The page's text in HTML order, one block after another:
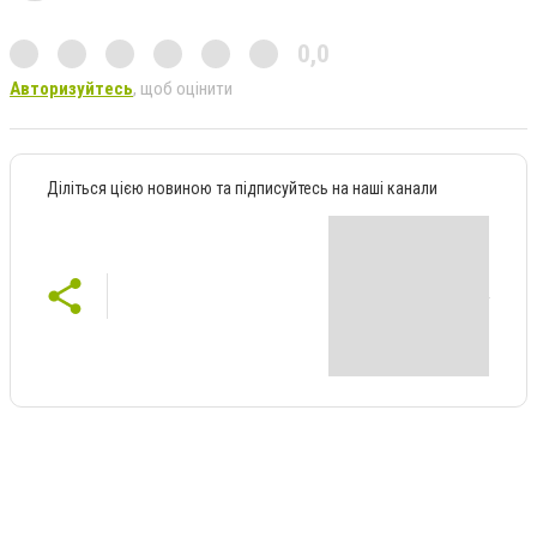
0,0
Авторизуйтесь, щоб оцінити
Діліться цією новиною та підписуйтесь на наші канали